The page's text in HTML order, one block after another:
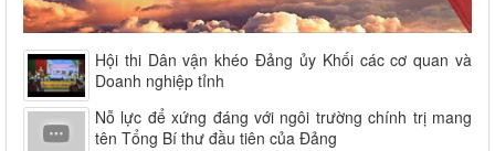
Hội thi Dân vận khéo Đảng ủy Khối các cơ quan và
Doanh nghiệp tỉnh
Nỗ lực để xứng đáng với ngôi trường chính trị mang
tên Tổng Bí thư đầu tiên của Đảng